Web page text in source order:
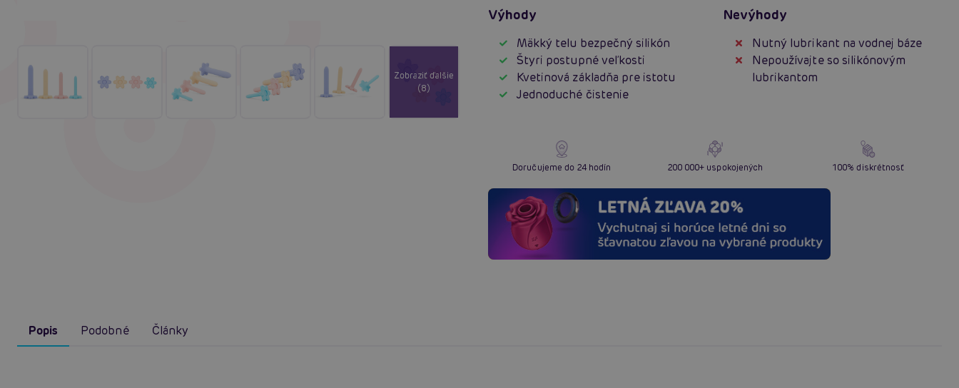
Zobraziť ďalšie
(8)
Výhody
Mäkký telu bezpečný silikón
Štyri postupné veľkosti
Kvetinová základňa pre istotu
Jednoduché čistenie
Nevýhody
Nutný lubrikant na vodnej báze
Nepoužívajte so silikónovým
lubrikantom
Doručujeme do 24 hodín 200 000+ uspokojených 100% diskrétnosť
Popis Podobné Články